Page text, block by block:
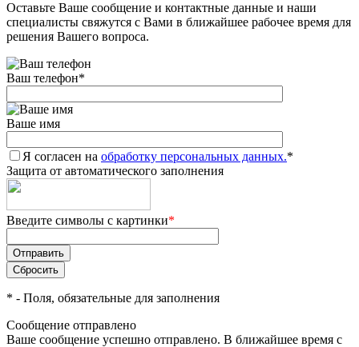
Оставьте Ваше сообщение и контактные данные и наши
специалисты свяжутся с Вами в ближайшее рабочее время для
решения Вашего вопроса.
Ваш телефон*
Ваше имя
Я согласен на обработку персональных данных.*
Защита от автоматического заполнения
Введите символы с картинки*
* - Поля, обязательные для заполнения
Сообщение отправлено
Ваше сообщение успешно отправлено. В ближайшее время с